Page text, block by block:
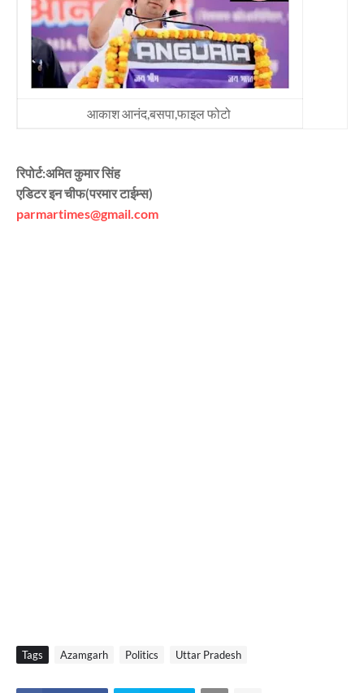
आकाश आनंद,बसपा,फाइल फोटो
रिपोर्ट:अमित कुमार सिंह
एडिटर इन चीफ(परमार टाईम्स)
parmartimes@gmail.com
Tags Azamgarh Politics Uttar Pradesh